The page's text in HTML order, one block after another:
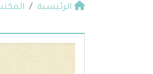
الرئيسية